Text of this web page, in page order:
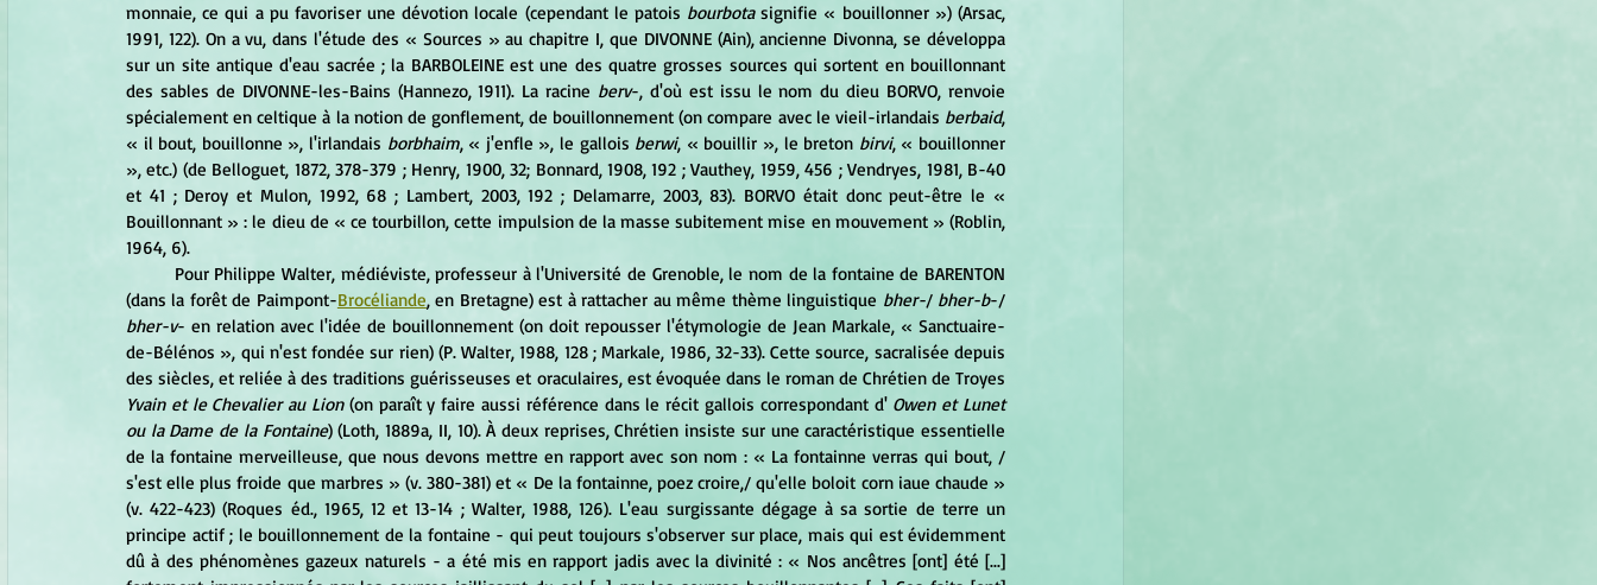
monnaie, ce qui a pu favoriser une dévotion locale (cependant le patois bourbota signifie « bouillonner ») (Arsac,
1991, 122). On a vu, dans l'étude des « Sources » au chapitre I, que DIVONNE (Ain), ancienne Divonna, se développa
sur un site antique d'eau sacrée ; la BARBOLEINE est une des quatre grosses sources qui sortent en bouillonnant
des sables de DIVONNE-les-Bains (Hannezo, 1911). La racine berv-, d'où est issu le nom du dieu BORVO, renvoie
spécialement en celtique à la notion de gonflement, de bouillonnement (on compare avec le vieil-irlandais berbaid,
« il bout, bouillonne », l'irlandais borbhaim, « j'enfle », le gallois berwi, « bouillir », le breton birvi, « bouillonner
», etc.) (de Belloguet, 1872, 378-379 ; Henry, 1900, 32; Bonnard, 1908, 192 ; Vauthey, 1959, 456 ; Vendryes, 1981, B-40
et 41 ; Deroy et Mulon, 1992, 68 ; Lambert, 2003, 192 ; Delamarre, 2003, 83). BORVO était donc peut-être le «
Bouillonnant » : le dieu de « ce tourbillon, cette impulsion de la masse subitement mise en mouvement » (Roblin,
1964, 6).
(dans la forêt de Paimpont-Brocéliande, en Bretagne) est à rattacher au même thème linguistique bher-/ bher-b
bher-v- en relation avec l'idée de bouillonnement (on doit repousser l'étymologie de Jean Markale, « Sanctuaire-
de-Bélénos », qui n'est fondée sur rien) (P. Walter, 1988, 128 ; Markale, 1986, 32-33). Cette source, sacralisée depuis
Yvain et le Chevalier au Lion (on paraît y faire aussi référence dans le récit gallois correspondant d' Owen et Lunet
ou la Dame de la Fontaine) (Loth, 1889a, II, 10). À deux reprises, Chrétien insiste sur une caractéristique essentielle
de la fontaine merveilleuse, que nous devons mettre en rapport avec son nom : « La fontainne verras qui bout, /
s'est elle plus froide que marbres » (v. 380-381) et « De la fontainne, poez croire,/ qu'elle boloit corn iaue chaude »
(v. 422-423) (Roques éd., 1965, 12 et 13-14 ; Walter, 1988, 126). L'eau surgissante dégage à sa sortie de terre un
principe actif ; le bouillonnement de la fontaine - qui peut toujours s'observer sur place, mais qui est évidemment
dû à des phénomènes gazeux naturels - a été mis en rapport jadis avec la divinité : « Nos ancêtres [ont] été [...]